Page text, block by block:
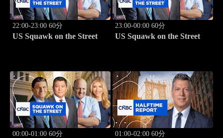
22:00-23:00 60分
US Squawk on the Street
23:00-00:00 60分
US Squawk on the Street
00:00-01:00 60分 01:00-02:00 60分